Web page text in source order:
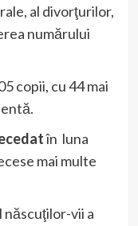
al divorţurilor,
numărului
copii, cu 44 mai
în luna
mai multe
născuţilor-vii a